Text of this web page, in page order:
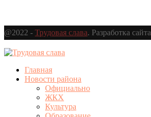
@2022 - Трудовая слава. Разработка сайта
Главная
Новости района
Официально
ЖКХ
Культура